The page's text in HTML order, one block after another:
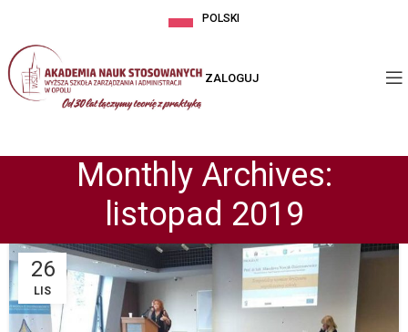
POLSKI
ZALOGUJ
Monthly Archives:
listopad 2019
26
LIS